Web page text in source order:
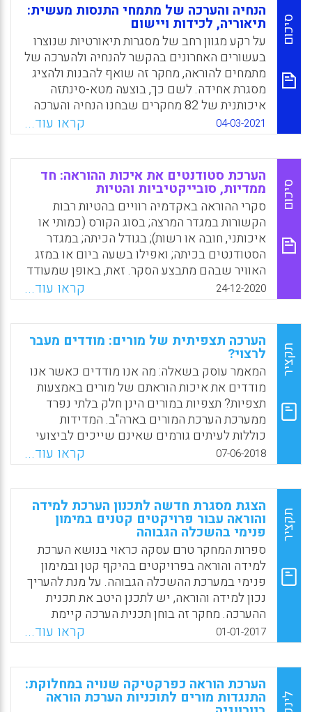
סיכום
הנחיה והערכה של מתמחי התנסות מעשית:
תיאוריה, לכידות ויישום
על רקע מגוון רחב של מסגרות תיאורטיות שנוצרו
בעשורים האחרונים בהקשר להנחיה ולהערכה של
מתמחים להוראה, מחקר זה שואף להבנות ולהציג
מסגרת אחידה. לשם כך, בוצעה מטא-סינתזה
איכותנית של 82 מחקרים שבחנו הנחיה והערכה
של סטודנטים להוראה. פיתוח מסגרת קוהרנטית
בתחומי הנחיה והערכה של מועמדים יכול לסייע
למרצים להוראה להסתמך על מידע עדכני, לפתח
שפה משותפת, לחוש מיקוד וביטחון ולמקסם את
יכולות המתמחים.
WhatsApp
Facebook
Email
X
04-03-2021 קראו עוד...
סיכום
הערכת סטודנטים את איכות ההוראה: חד
ממדיות, סובייקטיביות והטיות
סקרי ההוראה באקדמיה רוויים בהטיות רבות
הקשורות במגדר המרצה; בסוג הקורס (כמותי או
איכותני, חובה או רשות); בגודל הכיתה; במגדר
הסטודנטים בכיתה; ואפילו בשעה ביום או במזג
האוויר שבהם מתבצע הסקר. זאת, באופן שמעודד
אינפלציית ציונים ופוגע ביכולת להגיע ללמידה
מעמיקה. ספק מוטל באפקטיביות של הערכות
סטודנטים את איכות ההוראה של המרצים שלהם,
ובמדיניות האקדמיה להתחשב בסקרי ההוראה
הללו בעת קבלת החלטות לגבי מתן קביעות וקידום
למרצים בפקולטה.
WhatsApp
Facebook
Email
X
24-12-2020 קראו עוד...
תקציר
הערכה תצפיתית של מורים: מודדים מעבר
לרצוי?
המאמר עוסק בשאלה: מה אנו מודדים כאשר אנו
מודדים את איכות הוראתם של מורים באמצעות
תצפיות? תצפיות במורים הינן חלק בלתי נפרד
ממערכת הערכת המורים בארה"ב. המדידות
כוללות לעיתים גורמים שאינם שייכים לביצועי
המורים ושאינם תחת שליטתם, כגון מגדר ואף
הרכב התלמידים בכיתה בה הם מלמדים. למשל,
גברים ומורים אשר בכיתתם ריכוז גבוה של
תלמידים ממוצא אפרו-אמריקאי או היספאני
בעלי ציונים נמוכים, מקבלים בתצפיות ציונים
נמוכים באופן מובהק ביחס לאוכלוסיות מורים
אחרות. מטרת המחקר היא לאושש שאכן קיימות
הטיות בהערכת מורים באמצעות תצפיות ושהערכת
ביצועי המורים כוללת גורמים נוספים שאינם
שייכים לאופן תפקודם כמורים.
WhatsApp
Facebook
Email
X
07-06-2018 קראו עוד...
תקציר
הצגת מסגרת חדשה לתכנון הערכת למידה
והוראה עבור פרויקטים קטנים במימון
פנימי בהשכלה הגבוהה
ספרות המחקר טרם עסקה כראוי בנושא הערכת
למידה והוראה בפרויקטים בהיקף קטן ובמימון
פנימי במערכת ההשכלה הגבוהה. על מנת להעריך
נכון למידה והוראה, יש לתכנן היטב את תכנית
ההערכה. מחקר זה בוחן תכנית הערכה קיימת
ובאמצעות שיטות מחקר של מחקר פעולה מציג
תכנית חלופית יעילה יותר. בעקבות המחקר, תכנית
הערכת למידה והוראה לפרויקטים במסגרת
ההשכלה הגבוהה קוצרה לשישה שלבים בלבד.
בכך, המחקר תורם לשיפור החדשנות בהערכת
01-01-2017 קראו עוד...
לינק
הערכת הוראה כפרקטיקה שנויה במחלוקת:
התנגדות מורים לתוכניות הערכת הוראה